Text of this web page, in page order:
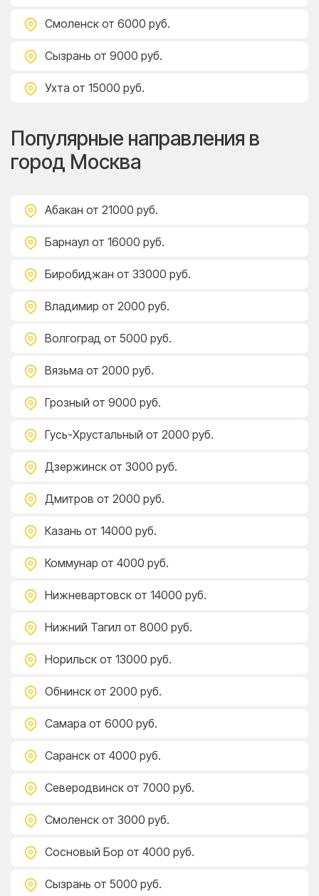
Смоленск от 6000 руб.
Сызрань от 9000 руб.
Ухта от 15000 руб.
Популярные направления в
город Москва
Абакан от 21000 руб.
Барнаул от 16000 руб.
Биробиджан от 33000 руб.
Владимир от 2000 руб.
Волгоград от 5000 руб.
Вязьма от 2000 руб.
Грозный от 9000 руб.
Гусь-Хрустальный от 2000 руб.
Дзержинск от 3000 руб.
Дмитров от 2000 руб.
Казань от 14000 руб.
Коммунар от 4000 руб.
Нижневартовск от 14000 руб.
Нижний Тагил от 8000 руб.
Норильск от 13000 руб.
Обнинск от 2000 руб.
Самара от 6000 руб.
Саранск от 4000 руб.
Северодвинск от 7000 руб.
Смоленск от 3000 руб.
Сосновый Бор от 4000 руб.
Сызрань от 5000 руб.